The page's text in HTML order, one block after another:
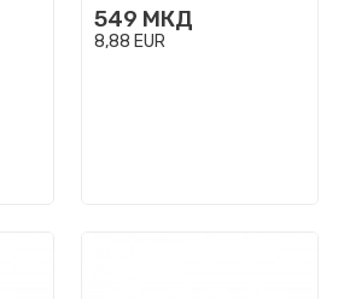
549 МКД
8,88 EUR